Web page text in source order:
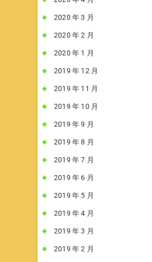
2020 年 3 月
2020 年 2 月
2020 年 1 月
2019 年 12 月
2019 年 11 月
2019 年 10 月
2019 年 9 月
2019 年 8 月
2019 年 7 月
2019 年 6 月
2019 年 5 月
2019 年 4 月
2019 年 3 月
2019 年 2 月